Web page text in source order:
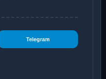
Telegram